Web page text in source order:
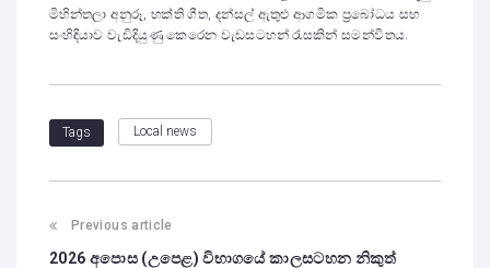
මිහින්තලා අනුරූ, භක්ති ගීත, දන්සල් ඇතුළු ආගමික ප්‍රබෝධය සහ
සංහිඳියාව වැඩිදියුණු කෙරෙන වැඩසටහන් රැසකින් සමන්විතය.
Tags Local news
Previous article
2026 අපොස (උපෙළ) විභාගයේ කාලසටහන නිකුත්